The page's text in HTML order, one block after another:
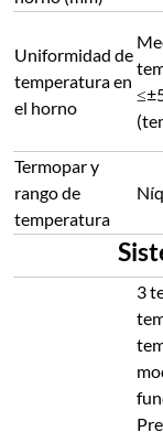
Uniformidad de
temperatura en
el horno
Termopar y
rango de
temperatura
3